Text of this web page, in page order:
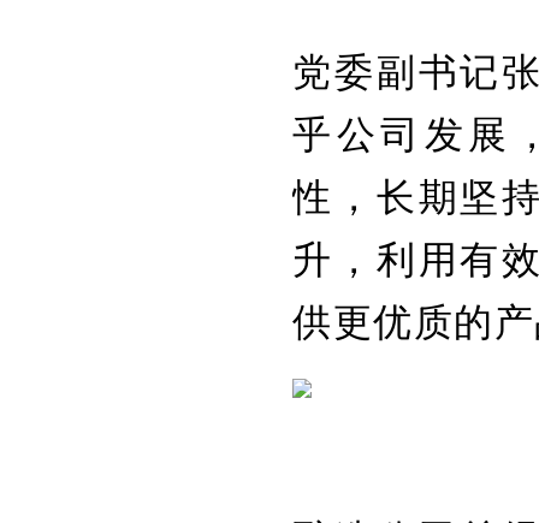
党委副书记
乎公司发展
性，长期坚
升，利用有
供更优质的